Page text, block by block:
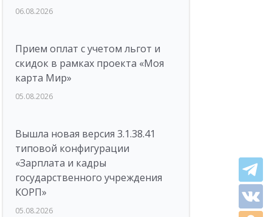
06.08.2026
Прием оплат с учетом льгот и
скидок в рамках проекта «Моя
карта Мир»
05.08.2026
Вышла новая версия 3.1.38.41
типовой конфигурации
«Зарплата и кадры
государственного учреждения
КОРП»
05.08.2026